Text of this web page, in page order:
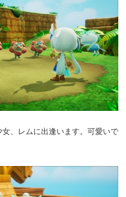
、レムに出逢います。可愛いで